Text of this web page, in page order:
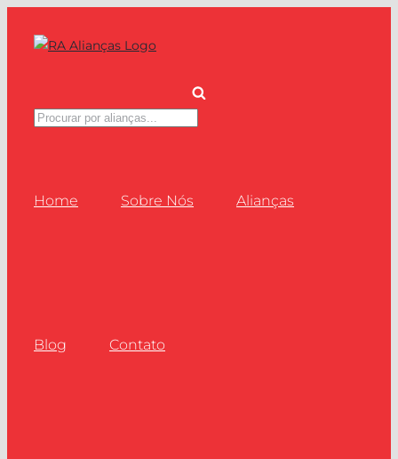
Pesquisar
Home Sobre Nós Alianças
Blog Contato